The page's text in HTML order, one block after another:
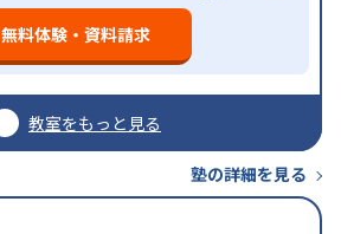
無料体験・資料請求
教室をもっと見る
塾の詳細を見る